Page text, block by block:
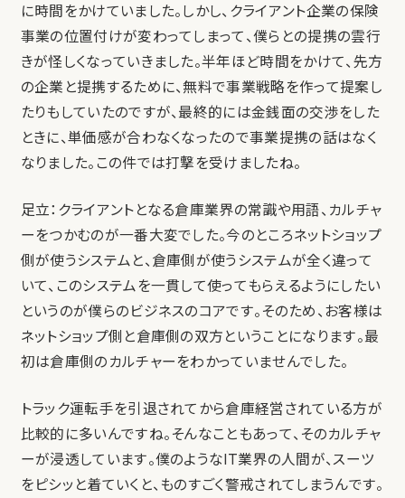
に時間をかけていました。しかし、クライアント企業の保険
事業の位置付けが変わってしまって、僕らとの提携の雲行
きが怪しくなっていきました。半年ほど時間をかけて、先方
の企業と提携するために、無料で事業戦略を作って提案し
たりもしていたのですが、最終的には金銭面の交渉をした
ときに、単価感が合わなくなったので事業提携の話はなく
なりました。この件では打撃を受けましたね。
足立：クライアントとなる倉庫業界の常識や用語、カルチャ
ーをつかむのが一番大変でした。今のところネットショップ
側が使うシステムと、倉庫側が使うシステムが全く違って
いて、このシステムを一貫して使ってもらえるようにしたい
というのが僕らのビジネスのコアです。そのため、お客様は
ネットショップ側と倉庫側の双方ということになります。最
初は倉庫側のカルチャーをわかっていませんでした。
トラック運転手を引退されてから倉庫経営されている方が
比較的に多いんですね。そんなこともあって、そのカルチャ
ーが浸透しています。僕のようなIT業界の人間が、スーツ
をピシッと着ていくと、ものすごく警戒されてしまうんです。